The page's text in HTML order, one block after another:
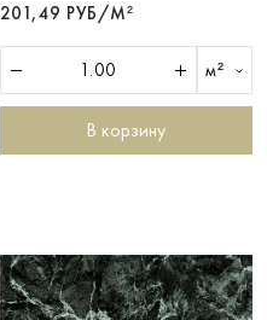
201,49 РУБ/М²
м²
В корзину